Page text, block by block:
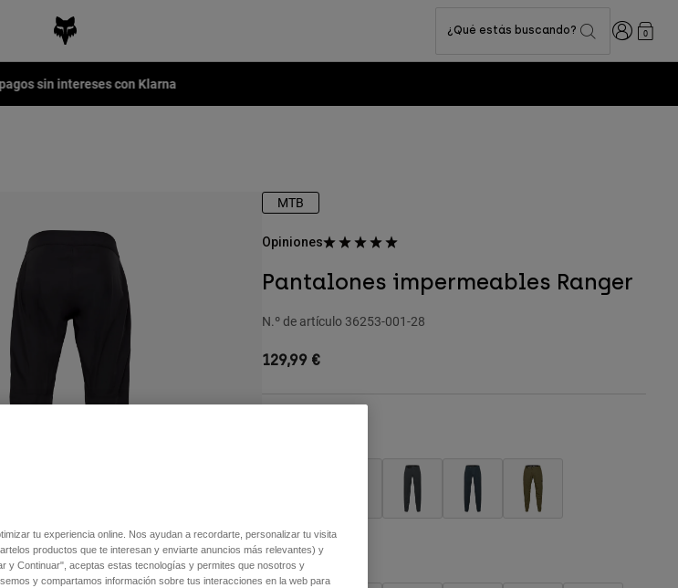
¿Qué estás buscando? Iniciar0
Collection -Comprar ahora
MTB
Opiniones
Pantalones impermeables Ranger
N.º de artículo 36253-001-28
129,99 €
seleccionado
Cuadro de tallas
tu experiencia online. Nos ayudan a recordarte, personalizar tu visita
productos que te interesan y enviarte anuncios más relevantes) y
y Continuar", aceptas estas tecnologías y permites que nosotros y
y compartamos información sobre tus interacciones en la web para